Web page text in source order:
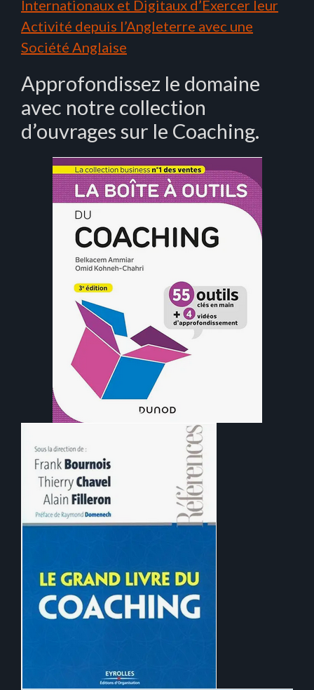
Internationaux et Digitaux d’Exercer leur
Activité depuis l’Angleterre avec une
Société Anglaise
Approfondissez le domaine
avec notre collection
d’ouvrages sur le Coaching.